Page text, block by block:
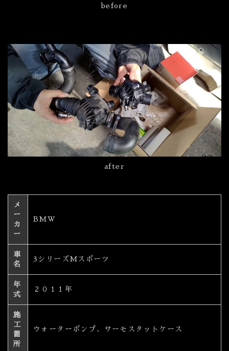
before
after
メ
ー
カ
ー
BMW
車
名
3シリーズMスポーツ
年
式
２０１１年
施
工
箇
所
ウォーターポンプ、サーモスタットケース